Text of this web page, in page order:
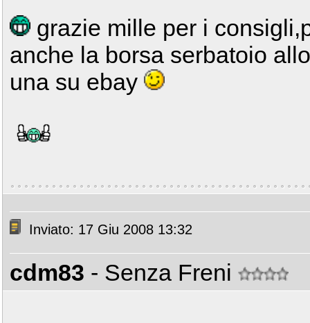
grazie mille per i
anche la borsa serbatoio
una su ebay
Inviato: 17 Giu 2008 13:32
cdm83 - Senza Freni